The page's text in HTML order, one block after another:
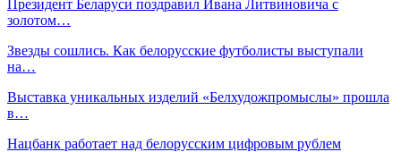
Президент Беларуси поздравил Ивана Литвиновича с
золотом…
Звезды сошлись. Как белорусские футболисты выступали
на…
Выставка уникальных изделий «Белхудожпромыслы» прошла
в…
Нацбанк работает над белорусским цифровым рублем